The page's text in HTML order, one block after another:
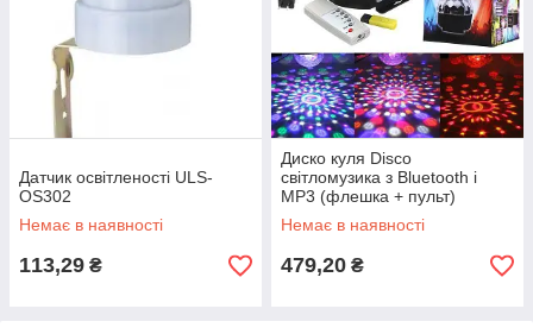
Датчик освітленості ULS-
OS302
Немає в наявності
113,29 ₴
Диско куля Disco
світломузика з Bluetooth і
MP3 (флешка + пульт)
Немає в наявності
479,20 ₴